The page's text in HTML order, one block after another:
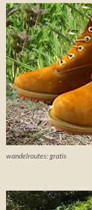
wandelroutes: gratis